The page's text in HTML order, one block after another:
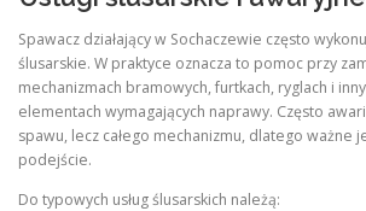
Spawacz działający w Sochaczewie często
ślusarskie. W praktyce oznacza to pomoc przy
mechanizmach bramowych, furtkach, ryglach i
elementach wymagających naprawy. Często
spawu, lecz całego mechanizmu, dlatego ważne
podejście.
Do typowych usług ślusarskich należą: